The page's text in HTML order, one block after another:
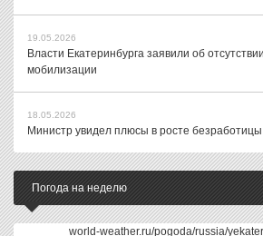
19.05.2026
Власти Екатеринбурга заявили об
мобилизации
18.05.2026
Министр увидел плюсы в росте безработицы
Погода на неделю
world-weather.ru/pogoda/russia/